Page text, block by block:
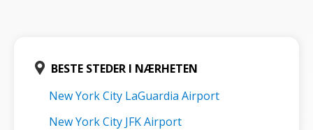
BESTE STEDER I NÆRHETEN
New York City LaGuardia Airport
New York City JFK Airport